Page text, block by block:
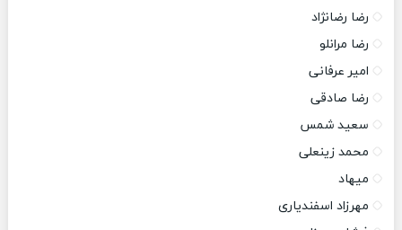
رضا رضانژاد
رضا مرانلو
امیر عرفانی
رضا صادقی
سعید شمس
محمد زینعلی
میهاد
مهرزاد اسفندیاری